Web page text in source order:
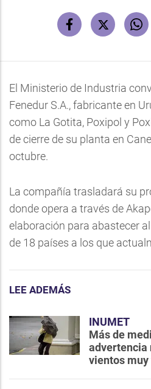
El Ministerio de Industria
Fenedur S.A., fabricante en
como La Gotita, Poxipol y
de cierre de su planta en
octubre.
La compañía trasladará su
donde opera a través de
elaboración para abastecer
de 18 países a los que
LEE ADEMÁS
INUMET
Más de
advertencia
vientos